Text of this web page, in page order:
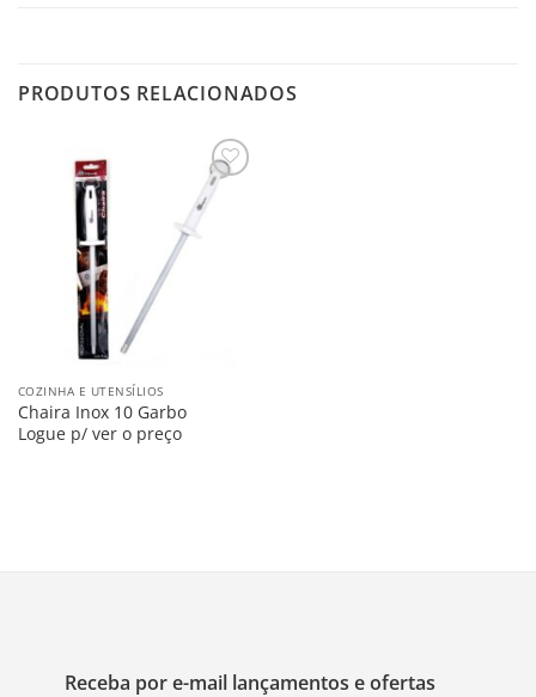
PRODUTOS RELACIONADOS
Salvar
COZINHA E UTENSÍLIOS
Chaira Inox 10 Garbo
Logue p/ ver o preço
Receba por e-mail lançamentos e ofertas